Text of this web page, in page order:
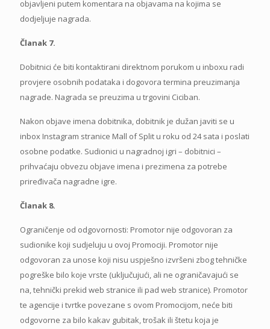
objavljeni putem komentara na objavama na kojima se
dodjeljuje nagrada.
Članak 7.
Dobitnici će biti kontaktirani direktnom porukom u inboxu radi
provjere osobnih podataka i dogovora termina preuzimanja
nagrade. Nagrada se preuzima u trgovini Ciciban.
Nakon objave imena dobitnika, dobitnik je dužan javiti se u
inbox Instagram stranice Mall of Split u roku od 24 sata i poslati
osobne podatke. Sudionici u nagradnoj igri – dobitnici –
prihvaćaju obvezu objave imena i prezimena za potrebe
priređivača nagradne igre.
Članak 8.
Ograničenje od odgovornosti: Promotor nije odgovoran za
sudionike koji sudjeluju u ovoj Promociji. Promotor nije
odgovoran za unose koji nisu uspješno izvršeni zbog tehničke
pogreške bilo koje vrste (uključujući, ali ne ograničavajući se
na, tehnički prekid web stranice ili pad web stranice). Promotor
te agencije i tvrtke povezane s ovom Promocijom, neće biti
odgovorne za bilo kakav gubitak, trošak ili štetu koja je